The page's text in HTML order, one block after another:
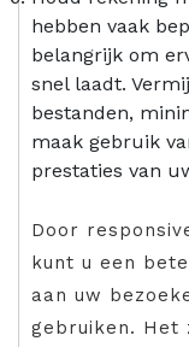
hebben vaak
belangrijk om
snel laadt.
bestanden,
maak gebruik
prestaties van
Door
kunt u een
aan uw
gebruiken. Het